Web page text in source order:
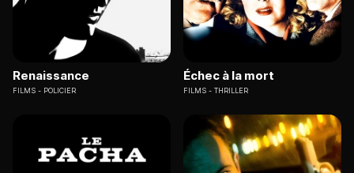
Renaissance
FILMS POLICIER
Échec à la mort
FILMS THRILLER